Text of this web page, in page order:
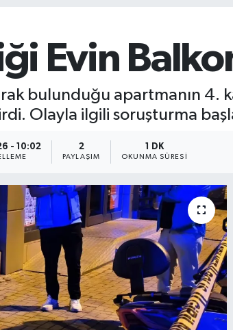
Evin
bulunduğu apartmanın 4.
Olayla ilgili soruşturma
- 10:02 2
PAYLAŞIM
1 DK
OKUNMA SÜRESI